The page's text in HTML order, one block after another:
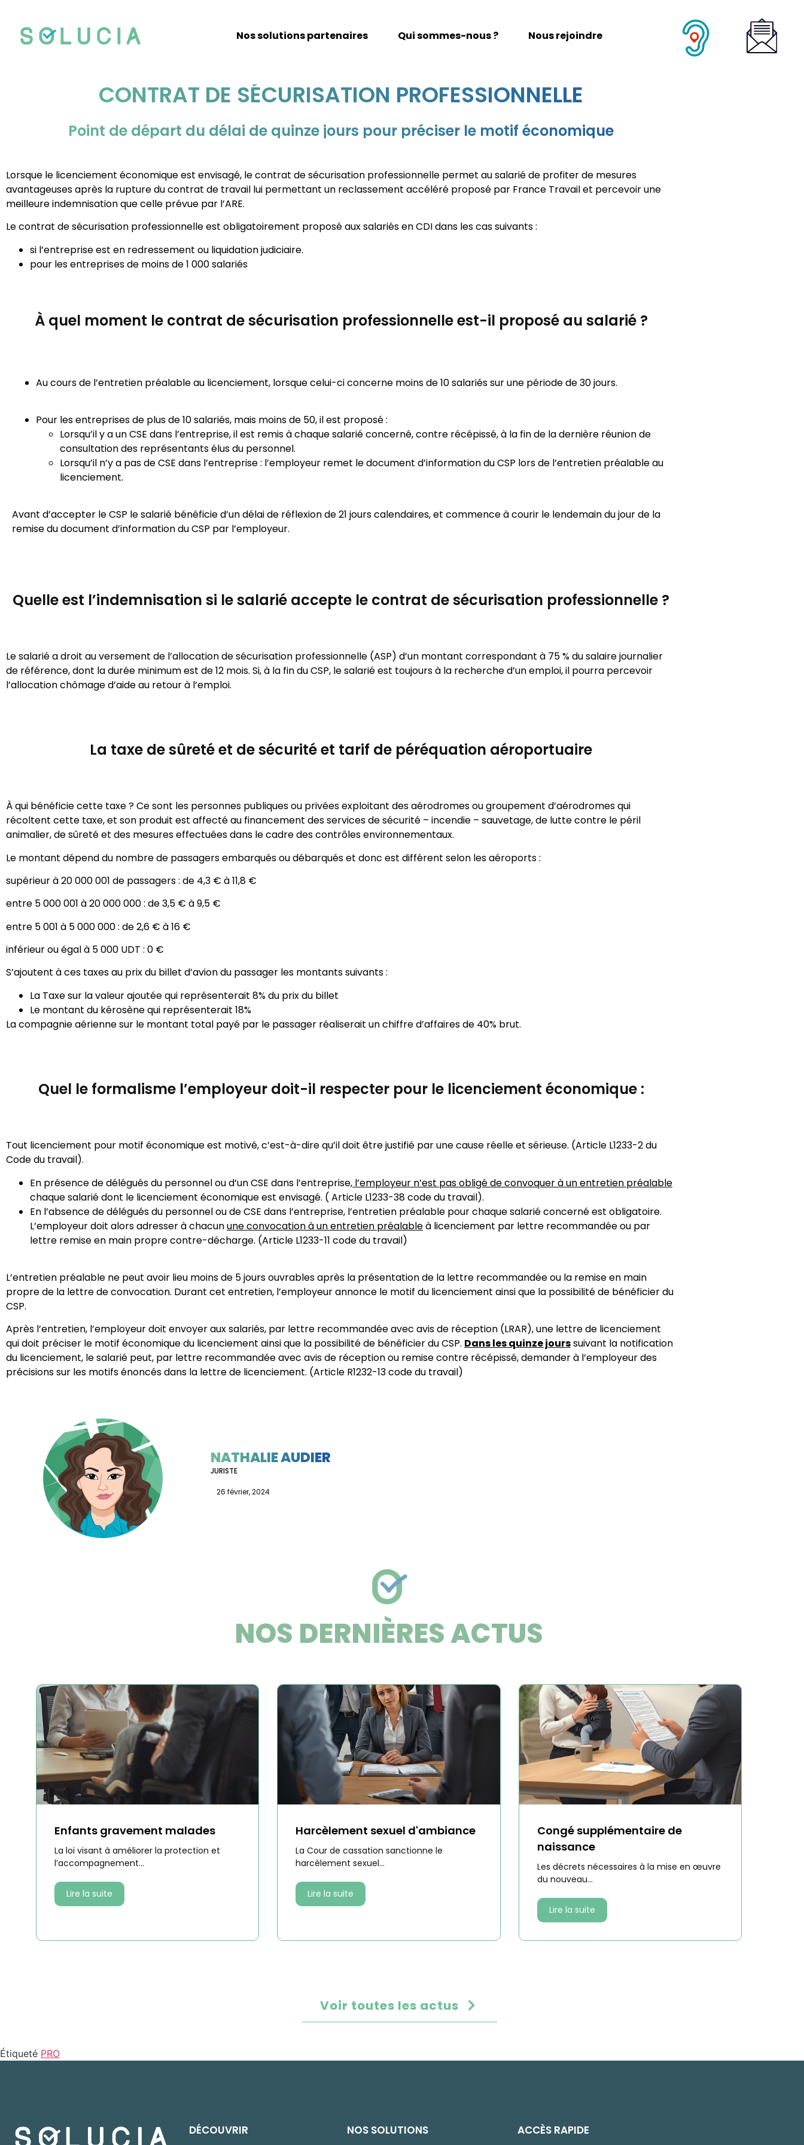
Nos solutions partenaires Qui sommes-nous ? Nous rejoindre
CONTRAT DE SÉCURISATION PROFESSIONNELLE
Point de départ du délai de quinze jours pour préciser le motif économique
Lorsque le licenciement économique est envisagé, le contrat de sécurisation professionnelle permet au salarié de profiter de mesures
avantageuses après la rupture du contrat de travail lui permettant un reclassement accéléré proposé par France Travail et percevoir une
meilleure indemnisation que celle prévue par l’ARE.
Le contrat de sécurisation professionnelle est obligatoirement proposé aux salariés en CDI dans les cas suivants :
si l’entreprise est en redressement ou liquidation judiciaire.
pour les entreprises de moins de 1 000 salariés
À quel moment le contrat de sécurisation professionnelle est-il proposé au salarié ?
Au cours de l’entretien préalable au licenciement, lorsque celui-ci concerne moins de 10 salariés sur une période de 30 jours.
Pour les entreprises de plus de 10 salariés, mais moins de 50, il est proposé :
Lorsqu’il y a un CSE dans l’entreprise, il est remis à chaque salarié concerné, contre récépissé, à la fin de la dernière réunion de
consultation des représentants élus du personnel.
Lorsqu’il n’y a pas de CSE dans l’entreprise : l’employeur remet le document d’information du CSP lors de l’entretien préalable au
licenciement.
Avant d’accepter le CSP le salarié bénéficie d’un délai de réflexion de 21 jours calendaires, et commence à courir le lendemain du jour de la
remise du document d’information du CSP par l’employeur.
Quelle est l’indemnisation si le salarié accepte le contrat de sécurisation professionnelle ?
Le salarié a droit au versement de l’allocation de sécurisation professionnelle (ASP) d’un montant correspondant à 75 % du salaire journalier
de référence, dont la durée minimum est de 12 mois. Si, à la fin du CSP, le salarié est toujours à la recherche d’un emploi, il pourra percevoir
l’allocation chômage d’aide au retour à l’emploi.
La taxe de sûreté et de sécurité et tarif de péréquation aéroportuaire
À qui bénéficie cette taxe ? Ce sont les personnes publiques ou privées exploitant des aérodromes ou groupement d’aérodromes qui
récoltent cette taxe, et son produit est affecté au financement des services de sécurité – incendie – sauvetage, de lutte contre le péril
animalier, de sûreté et des mesures effectuées dans le cadre des contrôles environnementaux.
Le montant dépend du nombre de passagers embarqués ou débarqués et donc est différent selon les aéroports :
supérieur à 20 000 001 de passagers : de 4,3 € à 11,8 €
entre 5 000 001 à 20 000 000 : de 3,5 € à 9,5 €
entre 5 001 à 5 000 000 : de 2,6 € à 16 €
inférieur ou égal à 5 000 UDT : 0 €
S’ajoutent à ces taxes au prix du billet d’avion du passager les montants suivants :
La Taxe sur la valeur ajoutée qui représenterait 8% du prix du billet
Le montant du kérosène qui représenterait 18%
La compagnie aérienne sur le montant total payé par le passager réaliserait un chiffre d’affaires de 40% brut.
Quel le formalisme l’employeur doit-il respecter pour le licenciement économique :
Tout licenciement pour motif économique est motivé, c’est-à-dire qu’il doit être justifié par une cause réelle et sérieuse. (Article L1233-2 du
Code du travail).
En présence de délégués du personnel ou d’un CSE dans l’entreprise, l’employeur n’est pas obligé de convoquer à un entretien préalable
chaque salarié dont le licenciement économique est envisagé. ( Article L1233-38 code du travail).
En l’absence de délégués du personnel ou de CSE dans l’entreprise, l’entretien préalable pour chaque salarié concerné est obligatoire.
L’employeur doit alors adresser à chacunune convocation à un entretien préalableà licenciement par lettre recommandée ou par
lettre remise en main propre contre-décharge. (Article L1233-11 code du travail)
L’entretien préalable ne peut avoir lieu moins de 5 jours ouvrables après la présentation de la lettre recommandée ou la remise en main
propre de la lettre de convocation. Durant cet entretien, l’employeur annonce le motif du licenciement ainsi que la possibilité de bénéficier du
CSP.
Après l’entretien, l’employeur doit envoyer aux salariés, par lettre recommandée avec avis de réception (LRAR), une lettre de licenciement
qui doit préciser le motif économique du licenciement ainsi que la possibilité de bénéficier du CSP. Dans les quinze jourssuivant la notification
du licenciement, le salarié peut, par lettre recommandée avec avis de réception ou remise contre récépissé, demander à l’employeur des
précisions sur les motifs énoncés dans la lettre de licenciement. (Article R1232-13 code du travail)
NATHALIE AUDIER
JURISTE
26 février, 2024
NOS DERNIÈRES ACTUS
Enfants gravement malades
La loi visant à améliorer la protection et
l’accompagnement...
Lire la suite
Harcèlement sexuel d'ambiance
La Cour de cassation sanctionne le
harcèlement sexuel...
Lire la suite
Congé supplémentaire de
naissance
Les décrets nécessaires à la mise en œuvre
du nouveau...
Lire la suite
Voir toutes les actus
Étiqueté PRO
DÉCOUVRIR NOS SOLUTIONS ACCÈS RAPIDE